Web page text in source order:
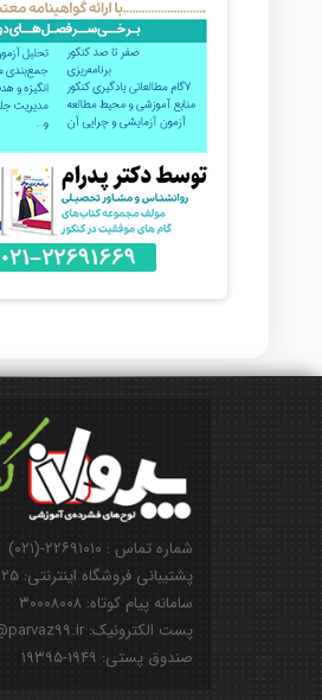
شماره تماس : ۲۲۶۹۱۰۱۰-(۰۲۱)
پشتیبانی فروشگاه اینترنتی: ۰۹۱۲۸۵۰۱۱۲۵
سامانه پیام کوتاه: ۳۰۰۰۸۰۰۸
پست الکترونیک: info@parvaz99.ir
صندوق پستی: ۱۹۴۹-۱۹۳۹۵